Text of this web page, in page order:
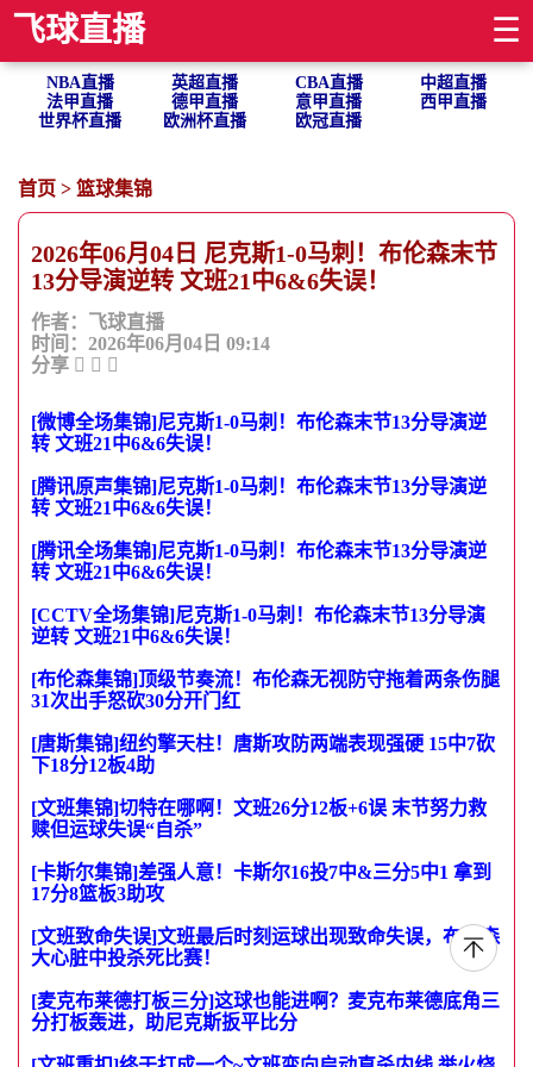
飞球直播 ☰
NBA直播 英超直播 CBA直播
中超直播
法甲直播
德甲直播 意甲直播
西甲直播
世界杯直播
欧洲杯直播 欧冠直播
首页 > 篮球集锦
2026年06月04日 尼克斯1-0马刺！布伦森末节
13分导演逆转 文班21中6&6失误！
作者：飞球直播
时间：2026年06月04日 09:14
分享
[微博全场集锦]尼克斯1-0马刺！布伦森末节13分导演逆
转 文班21中6&6失误！
[腾讯原声集锦]尼克斯1-0马刺！布伦森末节13分导演逆
转 文班21中6&6失误！
[腾讯全场集锦]尼克斯1-0马刺！布伦森末节13分导演逆
转 文班21中6&6失误！
[CCTV全场集锦]尼克斯1-0马刺！布伦森末节13分导演
逆转 文班21中6&6失误！
[布伦森集锦]顶级节奏流！布伦森无视防守拖着两条伤腿
31次出手怒砍30分开门红
[唐斯集锦]纽约擎天柱！唐斯攻防两端表现强硬 15中7砍
下18分12板4助
[文班集锦]切特在哪啊！文班26分12板+6误 末节努力救
赎但运球失误“自杀”
[卡斯尔集锦]差强人意！卡斯尔16投7中&三分5中1 拿到
17分8篮板3助攻
[文班致命失误]文班最后时刻运球出现致命失误，布伦森
大心脏中投杀死比赛！
[麦克布莱德打板三分]这球也能进啊？麦克布莱德底角三
分打板轰进，助尼克斯扳平比分